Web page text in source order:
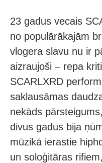
23 gadus vecais
no populārākajām
vlogera slavu nu ir
aizraujoši – repa
SCARLXRD
saklausāmas
nekāds
divus gadus bija
mūzikā ierastie
un soloģitāras